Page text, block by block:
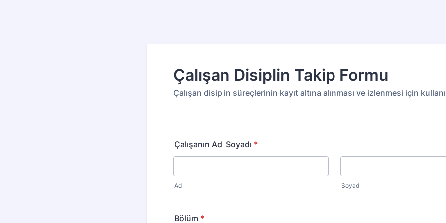
Çalışan Disiplin Takip Formu
Çalışan disiplin süreçlerinin kayıt altına alınması ve izlenmesi için
Çalışanın Adı Soyadı *
Ad Soyad
Bölüm *